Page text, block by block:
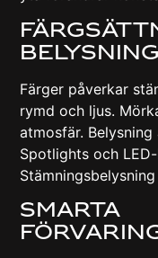
Belysning
Färger påverkar
rymd och ljus.
atmosfär.
Spotlights och
Smarta